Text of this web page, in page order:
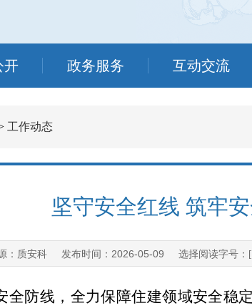
开 政务服务 互动交流
工作动态
坚守安全红线 筑牢
： 质安科发布时间： 2026-05-09 选择阅读字号：[
全防线，全力保障住建领域安全稳定